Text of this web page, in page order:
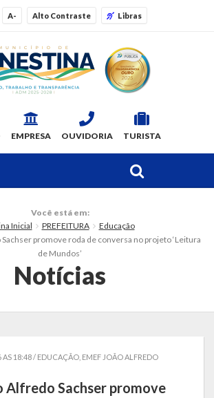
A- Alto Contraste Libras
EMPRESA OUVIDORIA TURISTA
Você está em:
Inicial
PREFEITURA
Educação
promove roda de conversa no projeto ‘Leitura
de Mundos’
Notícias
AS 18:48 / EDUCAÇÃO EMEF JOÃO ALFREDO
Alfredo Sachser promove